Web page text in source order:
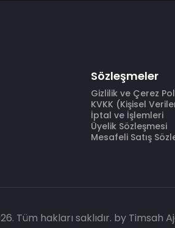
Sözleşmeler
Gizlilik ve Çerez
KVKK (Kişisel
İptal ve İşlemleri
Üyelik Sözleşmesi
Mesafeli Satış
Tüm hakları saklıdır. by Timsah